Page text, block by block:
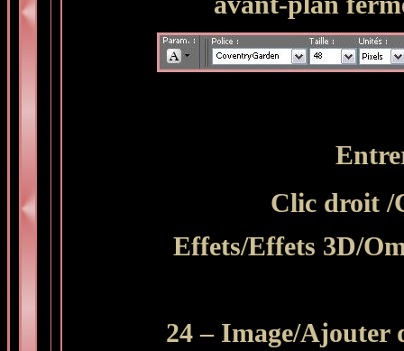
Clic droit /
Effets/Effets 3D/
24 – Image/Ajouter